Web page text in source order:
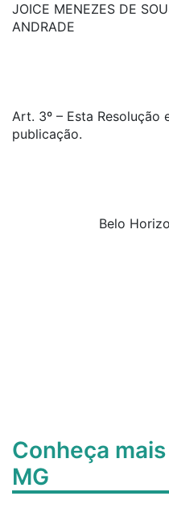
JOICE MENEZES DE
ANDRADE
Art. 3º – Esta Resolução
publicação.
Belo
Conheça
MG